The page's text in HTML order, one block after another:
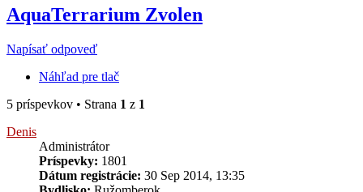
AquaTerrarium Zvolen
Napísať odpoveď
Náhľad pre tlač
5 príspevkov • Strana 1 z 1
Denis
Administrátor
Príspevky: 1801
Dátum registrácie: 30 Sep 2014, 13:35